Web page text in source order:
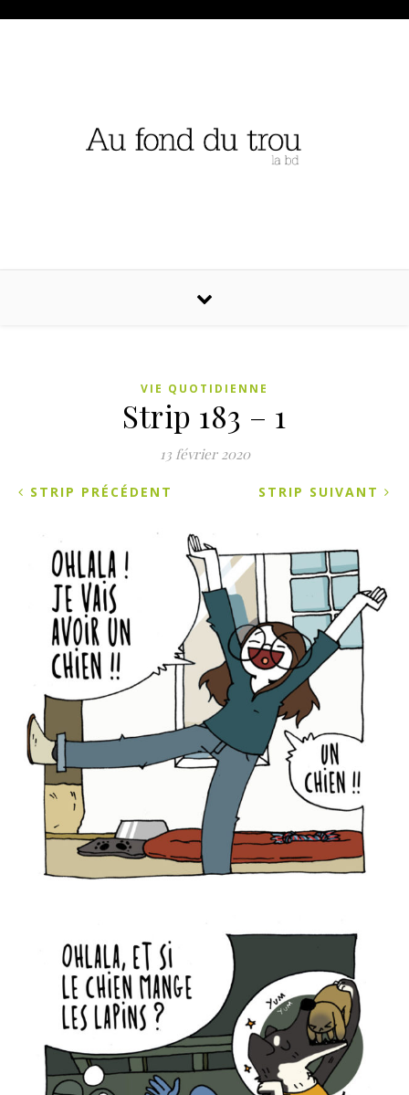
VIE QUOTIDIENNE
Strip 183 – 1
13 février 2020
STRIP SUIVANT
STRIP PRÉCÉDENT